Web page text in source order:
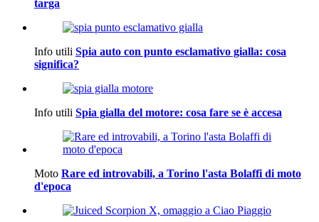
targa
Info utili Spia auto con punto esclamativo gialla: cosa
significa?
Info utili Spia gialla del motore: cosa fare se è accesa
Moto Rare ed introvabili, a Torino l'asta Bolaffi di moto
d'epoca